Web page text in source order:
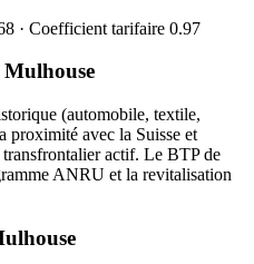
· Coefficient tarifaire 0.97
Mulhouse
(automobile, textile,
proximité avec la Suisse et
actif. Le BTP de
ANRU et la revitalisation